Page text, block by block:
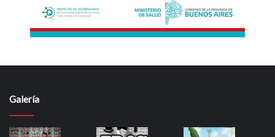
Galería